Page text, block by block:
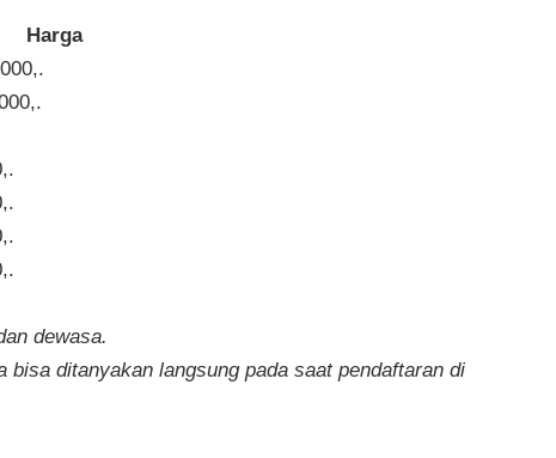
dewasa.
ditanyakan langsung pada saat pendaftaran di